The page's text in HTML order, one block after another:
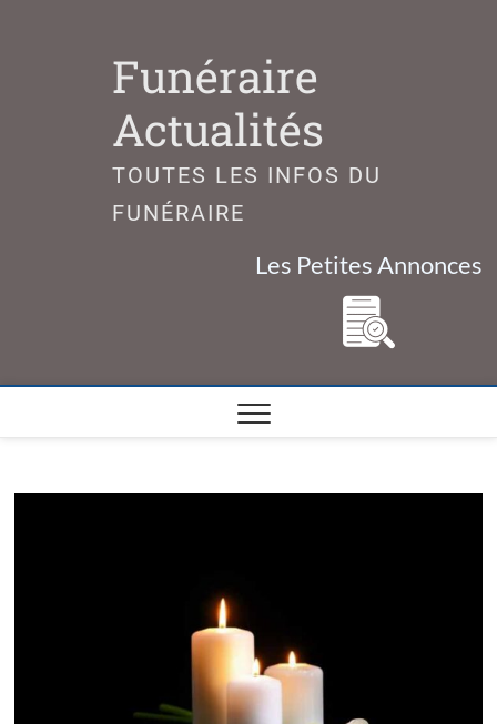
Funéraire
Actualités
TOUTES LES INFOS DU
FUNÉRAIRE
Les Petites Annonces